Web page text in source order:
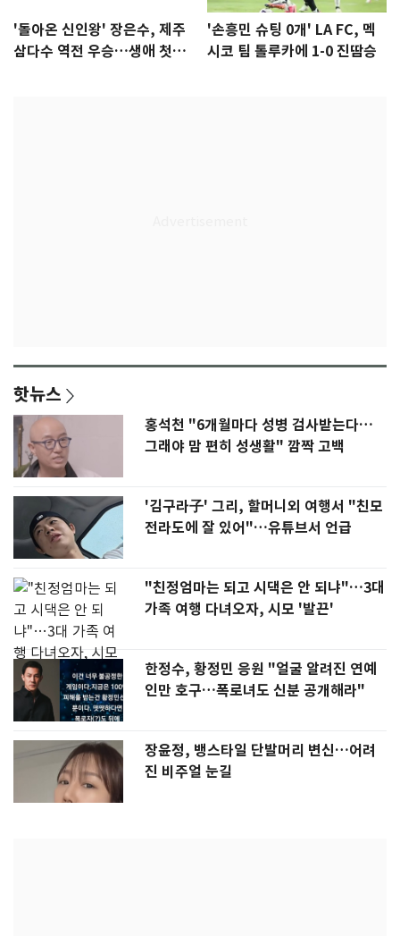
'돌아온 신인왕' 장은수, 제주
삼다수 역전 우승…생애 첫승
'손흥민 슈팅 0개' LA FC, 멕
시코 팀 톨루카에 1-0 진땀승
핫뉴스
홍석천 "6개월마다 성병 검사받는다…
그래야 맘 편히 성생활" 깜짝 고백
'김구라子' 그리, 할머니외 여행서 "친모
전라도에 잘 있어"…유튜브서 언급
"친정엄마는 되고 시댁은 안 되냐"…3대
가족 여행 다녀오자, 시모 '발끈'
한정수, 황정민 응원 "얼굴 알려진 연예
인만 호구…폭로녀도 신분 공개해라"
장윤정, 뱅스타일 단발머리 변신…어려
진 비주얼 눈길